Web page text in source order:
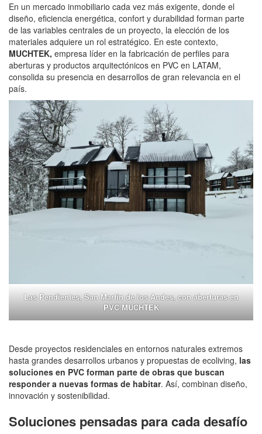
En un mercado inmobiliario cada vez más exigente, donde el
diseño, eficiencia energética, confort y durabilidad forman parte
de las variables centrales de un proyecto, la elección de los
materiales adquiere un rol estratégico. En este contexto,
MUCHTEK, empresa líder en la fabricación de perfiles para
aberturas y productos arquitectónicos en PVC en LATAM,
consolida su presencia en desarrollos de gran relevancia en el
país.
Las Pendientes, San Martín de los Andes, con aberturas en
PVC MUCHTEK
Desde proyectos residenciales en entornos naturales extremos
hasta grandes desarrollos urbanos y propuestas de ecoliving, las
soluciones en PVC forman parte de obras que buscan
responder a nuevas formas de habitar. Así, combinan diseño,
innovación y sostenibilidad.
Soluciones pensadas para cada desafío